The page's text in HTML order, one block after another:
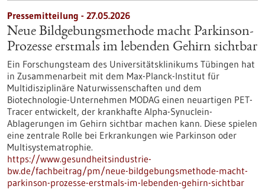
Pressemitteilung - 27.05.2026
Neue Bildgebungsmethode macht Parkinson-
Prozesse erstmals im lebenden Gehirn sichtbar
Ein Forschungsteam des Universitätsklinikums Tübingen hat
in Zusammenarbeit mit dem Max-Planck-Institut für
Multidisziplinäre Naturwissenschaften und dem
Biotechnologie-Unternehmen MODAG einen neuartigen PET-
Tracer entwickelt, der krankhafte Alpha-Synuclein-
Ablagerungen im Gehirn sichtbar machen kann. Diese spielen
eine zentrale Rolle bei Erkrankungen wie Parkinson oder
Multisystematrophie.
https://www.gesundheitsindustrie-
bw.de/fachbeitrag/pm/neue-bildgebungsmethode-macht-
parkinson-prozesse-erstmals-im-lebenden-gehirn-sichtbar